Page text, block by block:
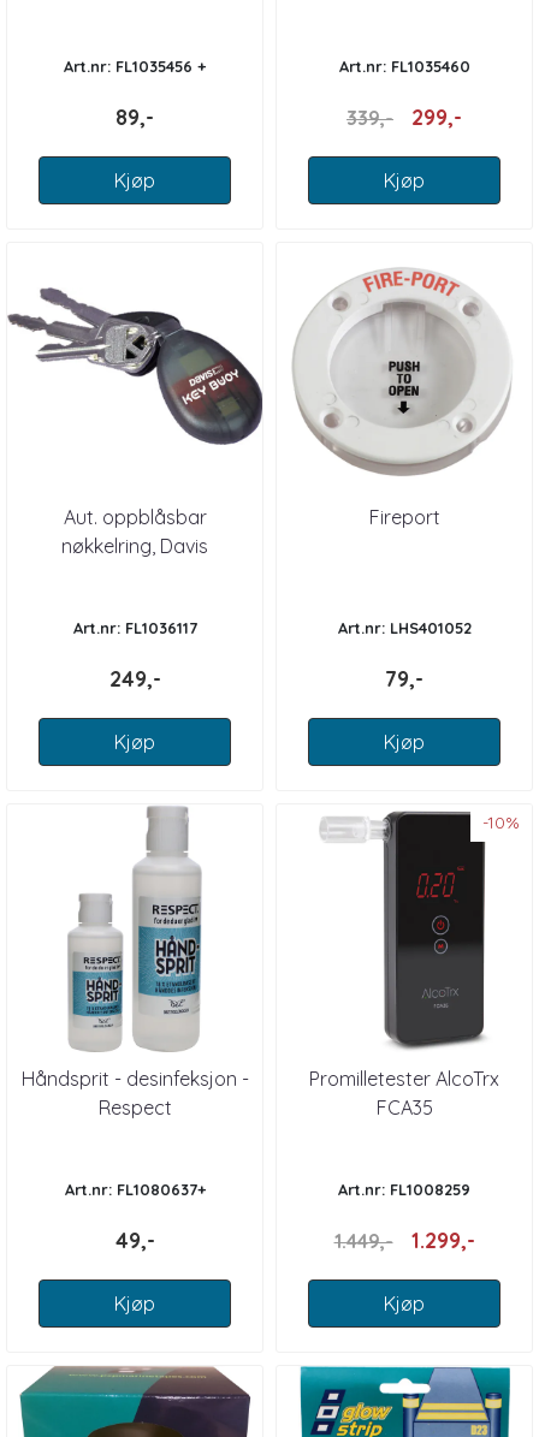
Art.nr: FL1035456 +
89,-
Kjøp
Art.nr: FL1035460
339,- 299,-
Kjøp
Aut. oppblåsbar
nøkkelring, Davis
Art.nr: FL1036117
249,-
Kjøp
Fireport
Art.nr: LHS401052
79,-
Kjøp
Håndsprit - desinfeksjon -
Respect
Art.nr: FL1080637+
49,-
Kjøp
-10%
Promilletester AlcoTrx
FCA35
Art.nr: FL1008259
1.449,- 1.299,-
Kjøp